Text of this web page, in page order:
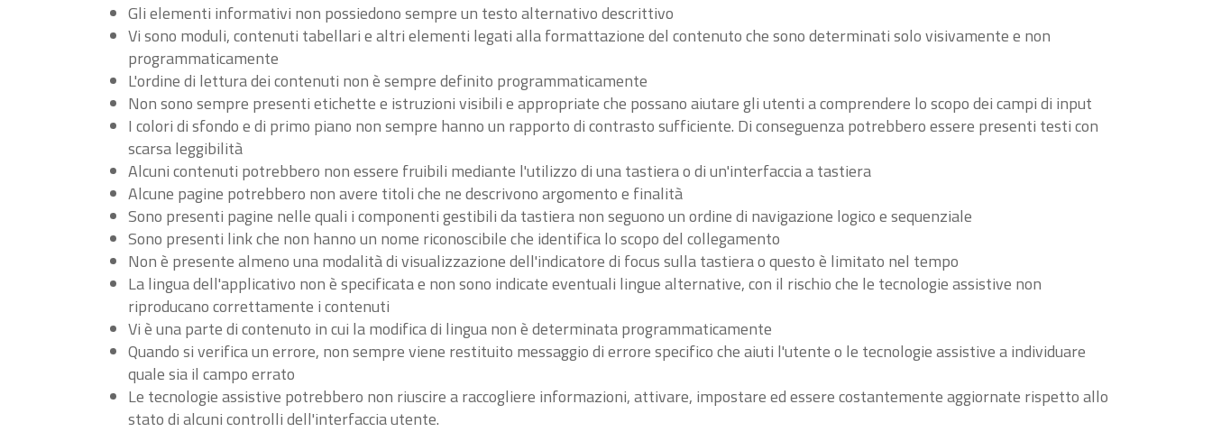
Gli elementi informativi non possiedono sempre un testo alternativo descrittivo
Vi sono moduli, contenuti tabellari e altri elementi legati alla formattazione del contenuto che sono determinati solo visivamente e non
programmaticamente
L'ordine di lettura dei contenuti non è sempre definito programmaticamente
Non sono sempre presenti etichette e istruzioni visibili e appropriate che possano aiutare gli utenti a comprendere lo scopo dei campi di input
I colori di sfondo e di primo piano non sempre hanno un rapporto di contrasto sufficiente. Di conseguenza potrebbero essere presenti testi con
scarsa leggibilità
Alcuni contenuti potrebbero non essere fruibili mediante l'utilizzo di una tastiera o di un'interfaccia a tastiera
Alcune pagine potrebbero non avere titoli che ne descrivono argomento e finalità
Sono presenti pagine nelle quali i componenti gestibili da tastiera non seguono un ordine di navigazione logico e sequenziale
Sono presenti link che non hanno un nome riconoscibile che identifica lo scopo del collegamento
Non è presente almeno una modalità di visualizzazione dell'indicatore di focus sulla tastiera o questo è limitato nel tempo
La lingua dell'applicativo non è specificata e non sono indicate eventuali lingue alternative, con il rischio che le tecnologie assistive non
riproducano correttamente i contenuti
Vi è una parte di contenuto in cui la modifica di lingua non è determinata programmaticamente
Quando si verifica un errore, non sempre viene restituito messaggio di errore specifico che aiuti l'utente o le tecnologie assistive a individuare
quale sia il campo errato
Le tecnologie assistive potrebbero non riuscire a raccogliere informazioni, attivare, impostare ed essere costantemente aggiornate rispetto allo
stato di alcuni controlli dell'interfaccia utente.